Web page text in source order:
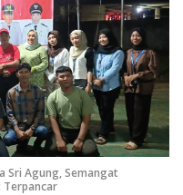
Sri Agung, Semangat
Terpancar